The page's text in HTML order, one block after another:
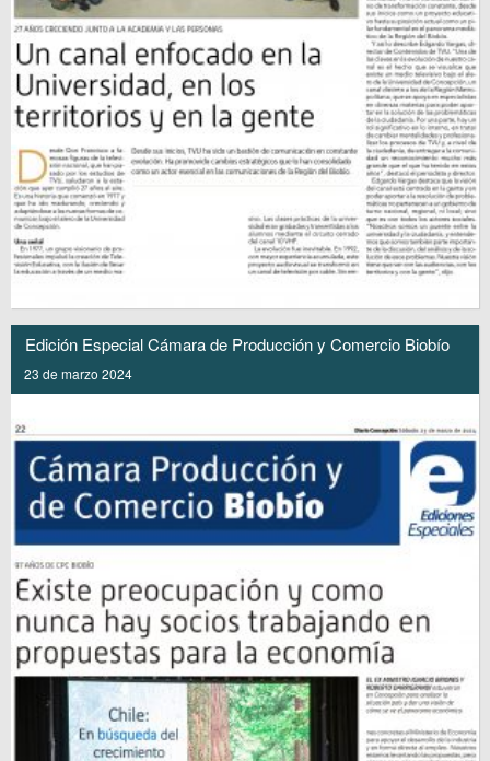
Edición Especial Cámara de Producción y Comercio Biobío
23 de marzo 2024